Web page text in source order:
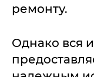
ремонту.
Однако вся